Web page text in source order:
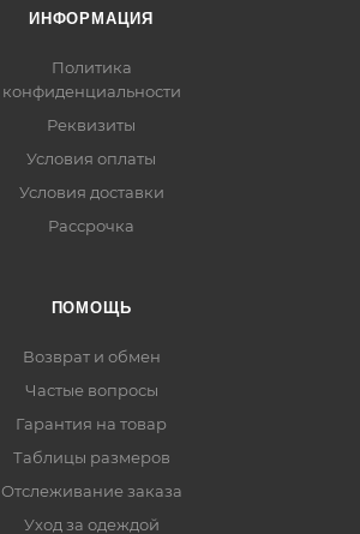
ИНФОРМАЦИЯ
Политика
конфиденциальности
Реквизиты
Условия оплаты
Условия доставки
Рассрочка
ПОМОЩЬ
Возврат и обмен
Частые вопросы
Гарантия на товар
Таблицы размеров
Отслеживание заказа
Уход за одеждой